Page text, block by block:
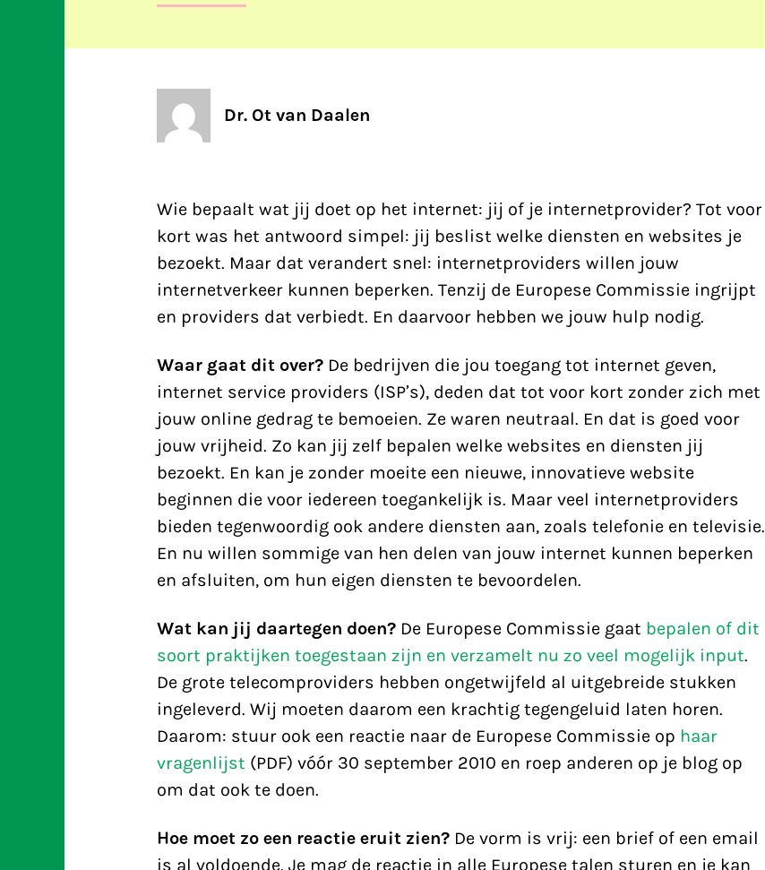
Dr. Ot van Daalen
Wie bepaalt wat jij doet op het internet: jij of je internetprovider? Tot voor
kort was het antwoord simpel: jij beslist welke diensten en websites je
bezoekt. Maar dat verandert snel: internetproviders willen jouw
internetverkeer kunnen beperken. Tenzij de Europese Commissie ingrijpt
en providers dat verbiedt. En daarvoor hebben we jouw hulp nodig.
Waar gaat dit over? De bedrijven die jou toegang tot internet geven,
internet service providers (ISP’s), deden dat tot voor kort zonder zich met
jouw online gedrag te bemoeien. Ze waren neutraal. En dat is goed voor
jouw vrijheid. Zo kan jij zelf bepalen welke websites en diensten jij
bezoekt. En kan je zonder moeite een nieuwe, innovatieve website
beginnen die voor iedereen toegankelijk is. Maar veel internetproviders
bieden tegenwoordig ook andere diensten aan, zoals telefonie en televisie.
En nu willen sommige van hen delen van jouw internet kunnen beperken
en afsluiten, om hun eigen diensten te bevoordelen.
Wat kan jij daartegen doen? De Europese Commissie gaat bepalen of dit
soort praktijken toegestaan zijn en verzamelt nu zo veel mogelijk input.
De grote telecomproviders hebben ongetwijfeld al uitgebreide stukken
ingeleverd. Wij moeten daarom een krachtig tegengeluid laten horen.
Daarom: stuur ook een reactie naar de Europese Commissie op haar
vragenlijst (PDF) vóór 30 september 2010 en roep anderen op je blog op
om dat ook te doen.
Hoe moet zo een reactie eruit zien?De vorm is vrij: een brief of een email
is al voldoende. Je mag de reactie in alle Europese talen sturen en je kan